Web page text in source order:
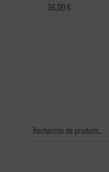
36,00€